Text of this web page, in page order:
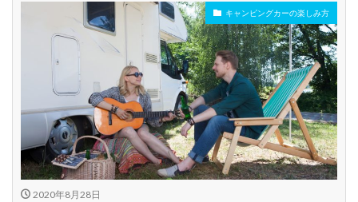
キャンピングカーの楽しみ方
2020年8月28日